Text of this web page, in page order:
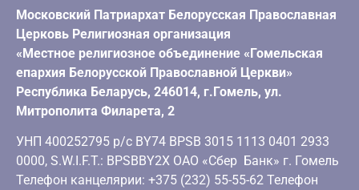
Московский Патриархат Белорусская Православная
Церковь Религиозная организация
«Местное религиозное объединение «Гомельская
епархия Белорусской Православной Церкви»
Республика Беларусь, 246014, г.Гомель, ул.
Митрополита Филарета, 2
УНП 400252795 р/с BY74 BPSB 3015 1113 0401 2933
0000, S.W.I.F.T.: BPSBBY2X ОАО «Сбер Банк» г. Гомель
Телефон канцелярии: +375 (232) 55-55-62 Телефон